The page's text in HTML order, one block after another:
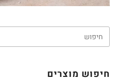
חיפוש מוצרים